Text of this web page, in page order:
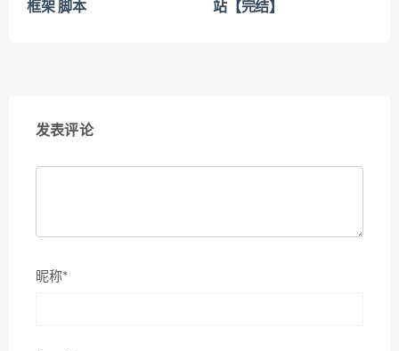
框架 脚本 站【完结】
发表评论
昵称*